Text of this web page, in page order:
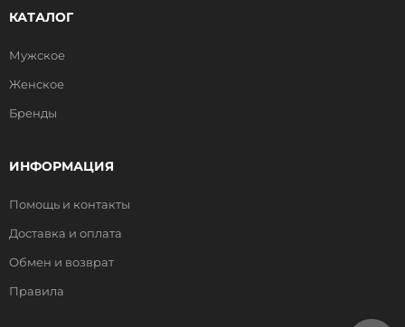
КАТАЛОГ
Мужское
Женское
Бренды
ИНФОРМАЦИЯ
Помощь и контакты
Доставка и оплата
Обмен и возврат
Правила